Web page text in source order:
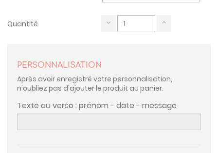
Quantité
PERSONNALISATION
Après avoir enregistré votre personnalisation,
n'oubliez pas d'ajouter le produit au panier.
Texte au verso : prénom - date - message